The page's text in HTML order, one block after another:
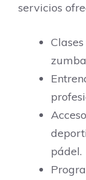
servicios
pádel.